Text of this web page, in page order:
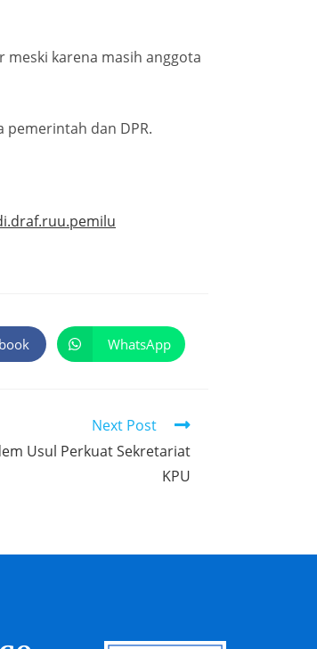
meski karena masih anggota
dan DPR.
WhatsApp
Next Post
Usul Perkuat Sekretariat
KPU